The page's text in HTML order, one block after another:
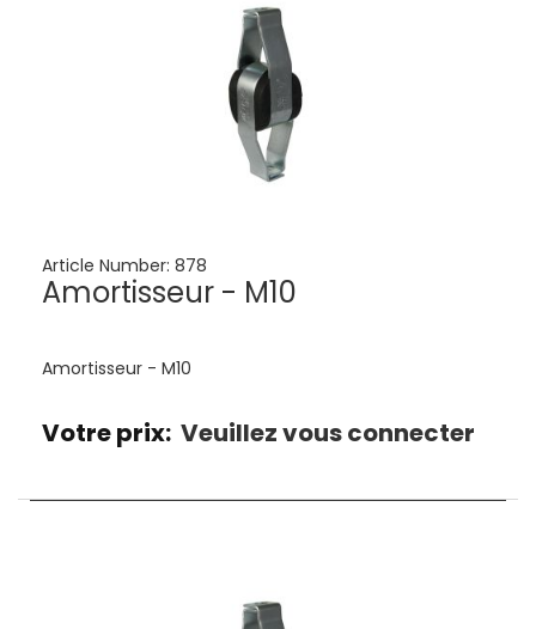
Article Number: 878
Amortisseur - M10
Amortisseur - M10
Votre prix: Veuillez vous connecter